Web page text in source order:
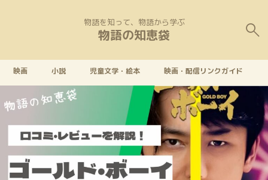
物語を知って、物語から学ぶ
物語の知恵袋
映画 小説 児童文学・絵本 映画・配信リンクガイド